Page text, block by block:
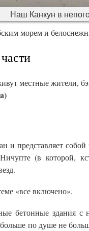
Наш Канкун в
морем и
местные жители,
и представляет
(в которой,
«все включено».
бетонные здания с
по душе не